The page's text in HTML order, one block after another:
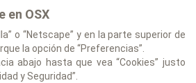
en OSX
o “Netscape” y en la parte superior de
la opción de “Preferencias”.
abajo hasta que vea “Cookies” justo
y Seguridad”.